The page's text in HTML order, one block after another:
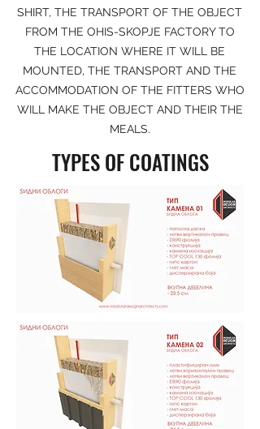
SHIRT, THE TRANSPORT OF THE OBJECT
FROM THE OHIS-SKOPJE FACTORY TO
THE LOCATION WHERE IT WILL BE
MOUNTED, THE TRANSPORT AND THE
ACCOMMODATION OF THE FITTERS WHO
WILL MAKE THE OBJECT AND THEIR THE
MEALS.
TYPES OF COATINGS